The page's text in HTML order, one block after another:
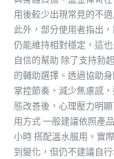
用後較少出現常見的不
此外，部分使用者指出
仍能維持相對穩定，這
自信的幫助 除了支持勃
的輔助選擇。透過協助
掌控節奏，減少焦慮感
態改善後，心理壓力明
用方式 一般建議依照產
小時 搭配溫水服用。實
到變化，但仍不建議自